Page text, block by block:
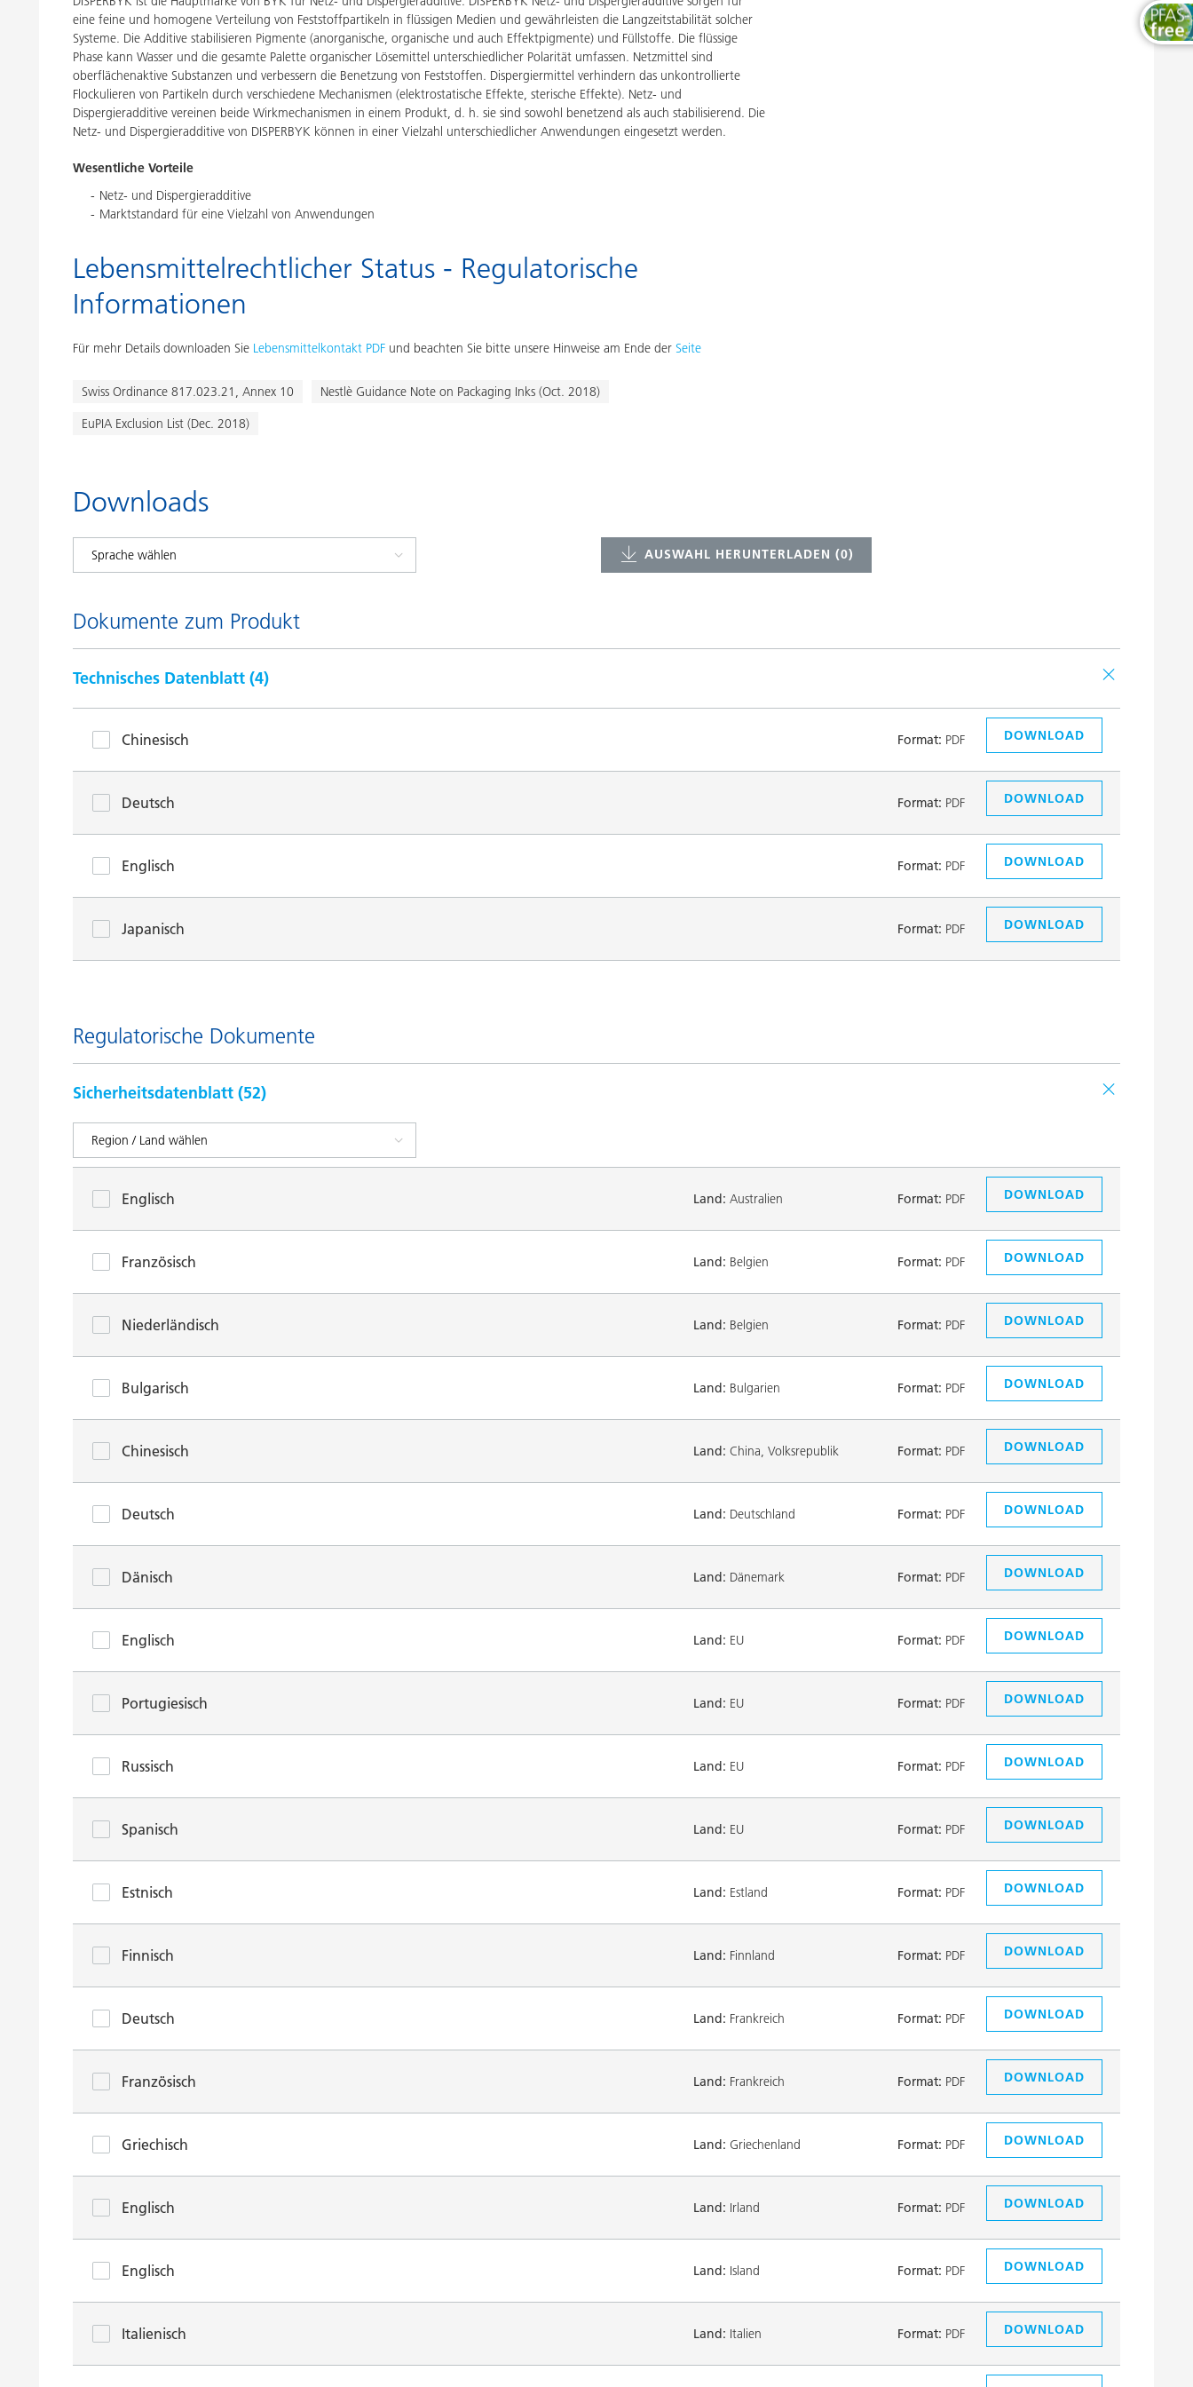
eine feine und homogene Verteilung von Feststoffpartikeln in flüssigen Medien und gewährleisten die Langzeitstabilität solcher
Systeme. Die Additive stabilisieren Pigmente (anorganische, organische und auch Effektpigmente) und Füllstoffe. Die flüssige
Phase kann Wasser und die gesamte Palette organischer Lösemittel unterschiedlicher Polarität umfassen. Netzmittel sind
oberflächenaktive Substanzen und verbessern die Benetzung von Feststoffen. Dispergiermittel verhindern das unkontrollierte
Flockulieren von Partikeln durch verschiedene Mechanismen (elektrostatische Effekte, sterische Effekte). Netz- und
Dispergieradditive vereinen beide Wirkmechanismen in einem Produkt, d. h. sie sind sowohl benetzend als auch stabilisierend. Die
Netz- und Dispergieradditive von DISPERBYK können in einer Vielzahl unterschiedlicher Anwendungen eingesetzt werden.
Wesentliche Vorteile
Netz- und Dispergieradditive
Marktstandard für eine Vielzahl von Anwendungen
Lebensmittelrechtlicher Status - Regulatorische
Informationen
Für mehr Details downloaden Sie Lebensmittelkontakt PDF und beachten Sie bitte unsere Hinweise am Ende der Seite
Swiss Ordinance 817.023.21, Annex 10
Nestlè Guidance Note on Packaging Inks (Oct. 2018)
EuPIA Exclusion List (Dec. 2018)
Downloads
AUSWAHL HERUNTERLADEN (0)
Dokumente zum Produkt
Technisches Datenblatt (4)
Chinesisch Format: PDF DOWNLOAD
Deutsch Format: PDF DOWNLOAD
Englisch Format: PDF DOWNLOAD
Japanisch Format: PDF DOWNLOAD
Regulatorische Dokumente
Sicherheitsdatenblatt (52)
Englisch Land: Australien Format: PDF DOWNLOAD
Französisch Land: Belgien Format: PDF DOWNLOAD
Niederländisch Land: Belgien Format: PDF DOWNLOAD
Bulgarisch Land: Bulgarien Format: PDF DOWNLOAD
Chinesisch Land: China, Volksrepublik Format: PDF DOWNLOAD
Deutsch Land: Deutschland Format: PDF DOWNLOAD
Dänisch Land: Dänemark Format: PDF DOWNLOAD
Englisch Land: EU Format: PDF DOWNLOAD
Portugiesisch Land: EU Format: PDF DOWNLOAD
Russisch Land: EU Format: PDF DOWNLOAD
Spanisch Land: EU Format: PDF DOWNLOAD
Estnisch Land: Estland Format: PDF DOWNLOAD
Finnisch Land: Finnland Format: PDF DOWNLOAD
Deutsch Land: Frankreich Format: PDF DOWNLOAD
Französisch Land: Frankreich Format: PDF DOWNLOAD
Griechisch Land: Griechenland Format: PDF DOWNLOAD
Englisch Land: Irland Format: PDF DOWNLOAD
Englisch Land: Island Format: PDF DOWNLOAD
Italienisch Land: Italien Format: PDF DOWNLOAD